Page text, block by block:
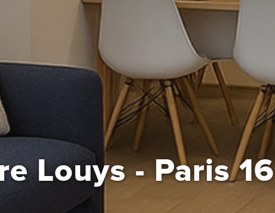
Louys - Paris 16